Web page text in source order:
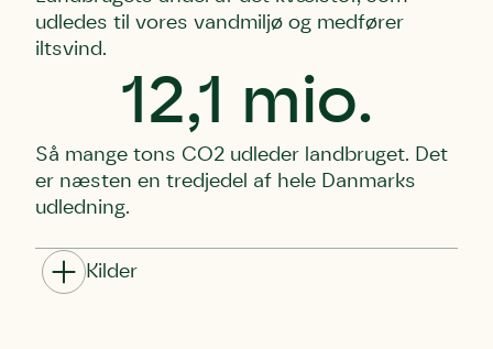
udledes til vores vandmiljø og medfører
iltsvind.
12,1 mio.
Så mange tons CO2 udleder landbruget. Det
er næsten en tredjedel af hele Danmarks
udledning.
Kilder